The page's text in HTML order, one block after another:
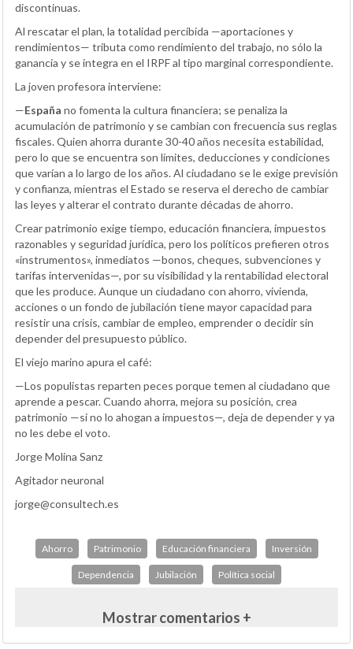
discontinuas.
Al rescatar el plan, la totalidad percibida —aportaciones y
rendimientos— tributa como rendimiento del trabajo, no sólo la
ganancia y se integra en el IRPF al tipo marginal correspondiente.
La joven profesora interviene:
—España no fomenta la cultura financiera; se penaliza la
acumulación de patrimonio y se cambian con frecuencia sus reglas
fiscales. Quien ahorra durante 30-40 años necesita estabilidad,
pero lo que se encuentra son límites, deducciones y condiciones
que varían a lo largo de los años. Al ciudadano se le exige previsión
y confianza, mientras el Estado se reserva el derecho de cambiar
las leyes y alterar el contrato durante décadas de ahorro.
Crear patrimonio exige tiempo, educación financiera, impuestos
razonables y seguridad jurídica, pero los políticos prefieren otros
«instrumentos», inmediatos —bonos, cheques, subvenciones y
tarifas intervenidas—, por su visibilidad y la rentabilidad electoral
que les produce. Aunque un ciudadano con ahorro, vivienda,
acciones o un fondo de jubilación tiene mayor capacidad para
resistir una crisis, cambiar de empleo, emprender o decidir sin
depender del presupuesto público.
El viejo marino apura el café:
—Los populistas reparten peces porque temen al ciudadano que
aprende a pescar. Cuando ahorra, mejora su posición, crea
patrimonio —si no lo ahogan a impuestos—, deja de depender y ya
no les debe el voto.
Jorge Molina Sanz
Agitador neuronal
jorge@consultech.es
Ahorro Patrimonio Educación financiera Inversión
Dependencia Jubilación Política social
Mostrar comentarios +